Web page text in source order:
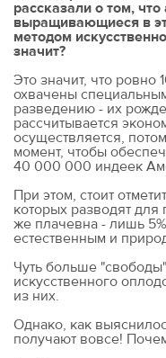
рассказали о том,
выращивающиеся в
методом
значит?
Это значит, что ровно
охвачены
разведению - их
рассчитывается
осуществляется,
момент, чтобы
40 000 000 индеек
При этом, стоит
которых разводят для
же плачевна - лишь
естественным и
Чуть больше
искусственного
из них.
Однако, как
получают вовсе!